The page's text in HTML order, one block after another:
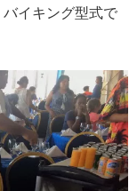
イキング型式で